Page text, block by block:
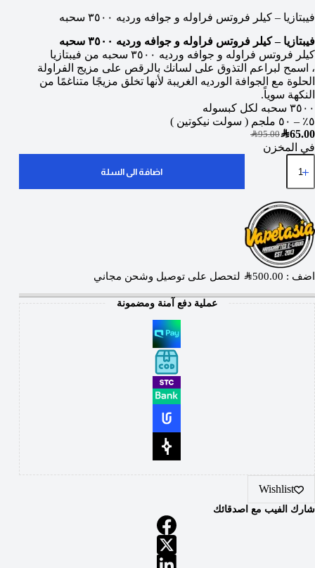
فيبتازيا – كيلر فروتس فراوله و جوافه ورديه ٣٥٠٠ سحبه
فيبتازيا – كيلر فروتس فراوله و جوافه ورديه ٣٥٠٠ سحبه
كيلر فروتس فراوله و جوافه ورديه ٣٥٠٠ سحبه من فيبتازيا
، اسمح لبراعم التذوق على لسانك بالرقص على مزيج الفراولة
الحلوة مع الجوافة الورديه الغريبة لأنها تخلق مزيجًا متناغمًا من
النكهة سوياً.
٣٥٠٠ سحبه لكل كبسوله
٥٪ – ٥٠ ملجم ( سولت نيكوتين )
SAR95.00SAR65.00
في المخزن
اضافة الى السلة
اضف : SAR500.00 لتحصل على توصيل وشحن مجاني
عملية دفع آمنة ومضمونة
Wishlist
شارك الفيب مع اصدقائك